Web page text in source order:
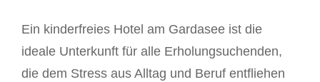
Ein kinderfreies Hotel am Gardasee ist die
ideale Unterkunft für alle Erholungsuchenden,
die dem Stress aus Alltag und Beruf entfliehen